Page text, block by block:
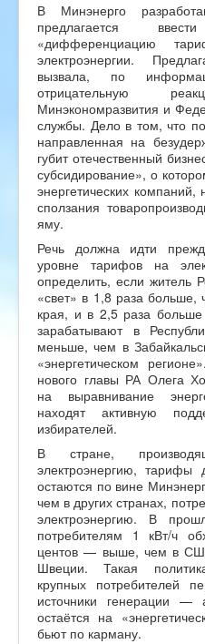
В Минэнерго
предлагается
«дифференциацию
электроэнергии.
вызвала, по
отрицательную
Минэкономразвития и
службы. Дело в том, что
направленная на
губит отечественный
субсидирование», о
энергетических компаний,
сползания
яму.
Речь должна идти
уровне тарифов на
определить, если житель
«свет» в 1,8 раза больше,
края, и в 2,5 раза
зарабатывают в
меньше, чем в
«энергетическом
нового главы РА Олега
на выравнивание
находят активную
избирателей.
В стране,
электроэнергию, тарифы
остаются по вине
чем в других странах,
электроэнергию. В
потребителям 1 кВт/ч
центов — выше, чем в
Швеции. Такая
крупных потребителей
источники генерации —
остаётся на
бьют по карману.